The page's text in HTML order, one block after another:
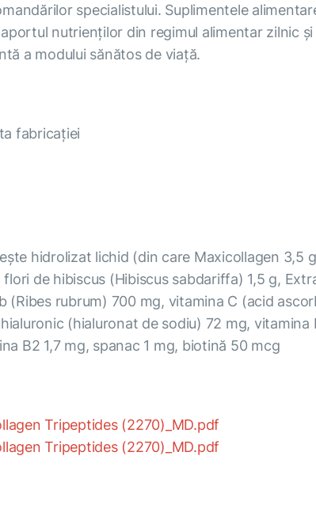
specialistului. Suplimentele
nutrienților din regimul alimentar zilnic și
a modului sănătos de viață.
fabricației
hidrolizat lichid (din care Maxicollagen 3,5
de hibiscus (Hibiscus sabdariffa) 1,5 g,
(Ribes rubrum) 700 mg, vitamina С (acid
(hialuronat de sodiu) 72 mg, vitamina
В2 1,7 mg, spanac 1 mg, biotină 50 mcg
Tripeptides (2270)_MD.pdf
Tripeptides (2270)_MD.pdf